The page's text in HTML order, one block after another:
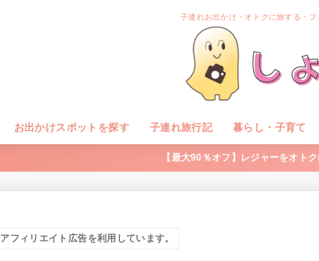
子連れお出かけ・オトクに旅する・
お出かけスポットを探す 子連れ旅行記 暮らし・子育て
【最大90％オフ】レジャーをオト
アフィリエイト広告を利用しています。